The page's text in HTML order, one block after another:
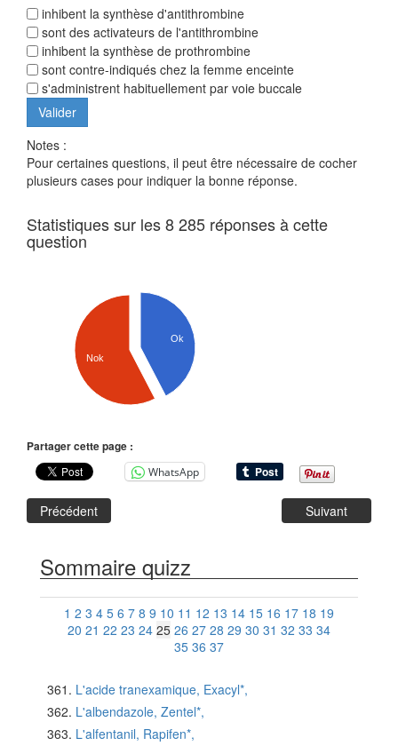
inhibent la synthèse d'antithrombine
sont des activateurs de l'antithrombine
inhibent la synthèse de prothrombine
sont contre-indiqués chez la femme enceinte
s'administrent habituellement par voie buccale
Notes :
Pour certaines questions, il peut être nécessaire de cocher
plusieurs cases pour indiquer la bonne réponse.
Statistiques sur les 8 285 réponses à cette
question
Ok
Nok
Partager cette page :
WhatsApp
Précédent Suivant
Sommaire quizz
1 2 3 4 5 6 7 8 9 10 11 12 13 14 15 16 17 18 19
20 21 22 23 24 25 26 27 28 29 30 31 32 33 34
35 36 37
L'acide tranexamique, Exacyl*,
L'albendazole, Zentel*,
L'alfentanil, Rapifen*,